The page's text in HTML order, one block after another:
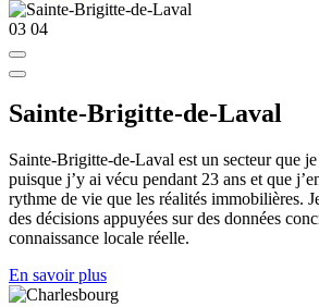
03 04
Sainte-Brigitte-de-Laval
Sainte-Brigitte-de-Laval est un secteur que
puisque j’y ai vécu pendant 23 ans et que
rythme de vie que les réalités immobilières.
des décisions appuyées sur des données
connaissance locale réelle.
En savoir plus